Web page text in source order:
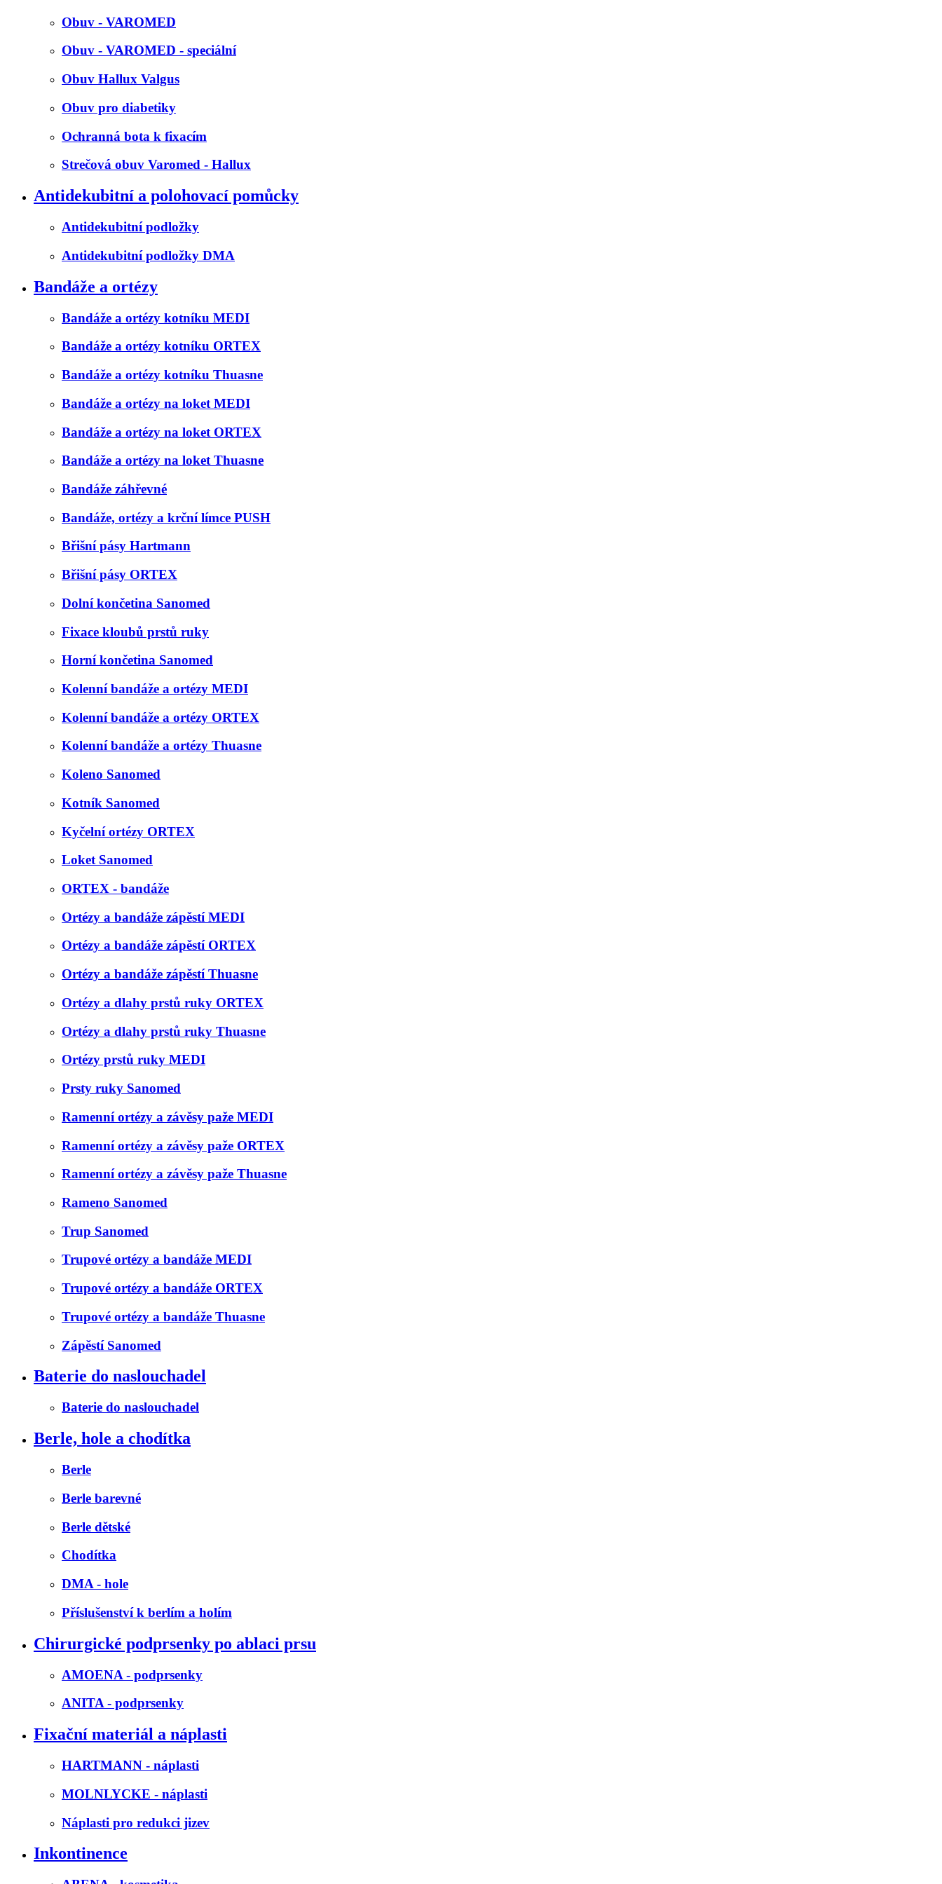
Obuv - VAROMED
Obuv - VAROMED - speciální
Obuv Hallux Valgus
Obuv pro diabetiky
Ochranná bota k fixacím
Strečová obuv Varomed - Hallux
Antidekubitní a polohovací pomůcky
Antidekubitní podložky
Antidekubitní podložky DMA
Bandáže a ortézy
Bandáže a ortézy kotníku MEDI
Bandáže a ortézy kotníku ORTEX
Bandáže a ortézy kotníku Thuasne
Bandáže a ortézy na loket MEDI
Bandáže a ortézy na loket ORTEX
Bandáže a ortézy na loket Thuasne
Bandáže záhřevné
Bandáže, ortézy a krční límce PUSH
Břišní pásy Hartmann
Břišní pásy ORTEX
Dolní končetina Sanomed
Fixace kloubů prstů ruky
Horní končetina Sanomed
Kolenní bandáže a ortézy MEDI
Kolenní bandáže a ortézy ORTEX
Kolenní bandáže a ortézy Thuasne
Koleno Sanomed
Kotník Sanomed
Kyčelní ortézy ORTEX
Loket Sanomed
ORTEX - bandáže
Ortézy a bandáže zápěstí MEDI
Ortézy a bandáže zápěstí ORTEX
Ortézy a bandáže zápěstí Thuasne
Ortézy a dlahy prstů ruky ORTEX
Ortézy a dlahy prstů ruky Thuasne
Ortézy prstů ruky MEDI
Prsty ruky Sanomed
Ramenní ortézy a závěsy paže MEDI
Ramenní ortézy a závěsy paže ORTEX
Ramenní ortézy a závěsy paže Thuasne
Rameno Sanomed
Trup Sanomed
Trupové ortézy a bandáže MEDI
Trupové ortézy a bandáže ORTEX
Trupové ortézy a bandáže Thuasne
Zápěstí Sanomed
Baterie do naslouchadel
Baterie do naslouchadel
Berle, hole a chodítka
Berle
Berle barevné
Berle dětské
Chodítka
DMA - hole
Příslušenství k berlím a holím
Chirurgické podprsenky po ablaci prsu
AMOENA - podprsenky
ANITA - podprsenky
Fixační materiál a náplasti
HARTMANN - náplasti
MOLNLYCKE - náplasti
Náplasti pro redukci jizev
Inkontinence